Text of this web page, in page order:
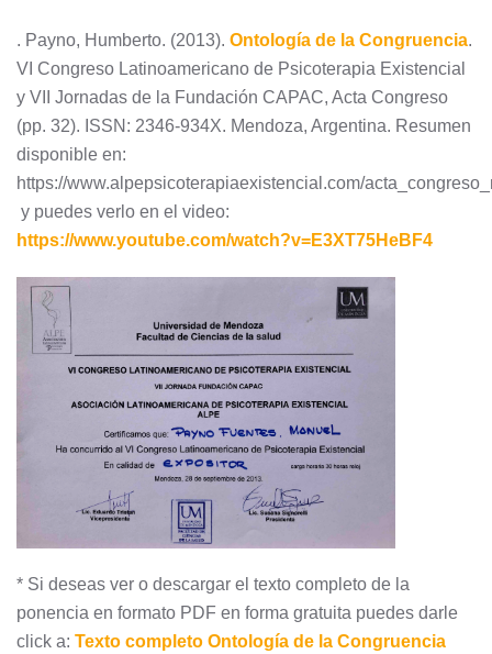
. Payno, Humberto. (2013). Ontología de la Congruencia.
VI Congreso Latinoamericano de Psicoterapia Existencial
y VII Jornadas de la Fundación CAPAC, Acta Congreso
(pp. 32). ISSN: 2346-934X. Mendoza, Argentina. Resumen
disponible en:
https://www.alpepsicoterapiaexistencial.com/
y puedes verlo en el video:
https://www.youtube.com/watch?v=E3XT75HeBF4
* Si deseas ver o descargar el texto completo de la
ponencia en formato PDF en forma gratuita puedes darle
click a: Texto completo Ontología de la Congruencia